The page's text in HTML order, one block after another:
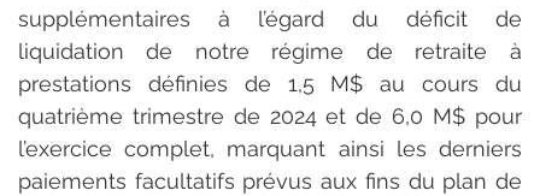
supplémentaires à l’égard du déficit de
liquidation de notre régime de retraite à
prestations définies de 1,5 M$ au cours du
quatrième trimestre de 2024 et de 6,0 M$ pour
l’exercice complet, marquant ainsi les derniers
paiements facultatifs prévus aux fins du plan de